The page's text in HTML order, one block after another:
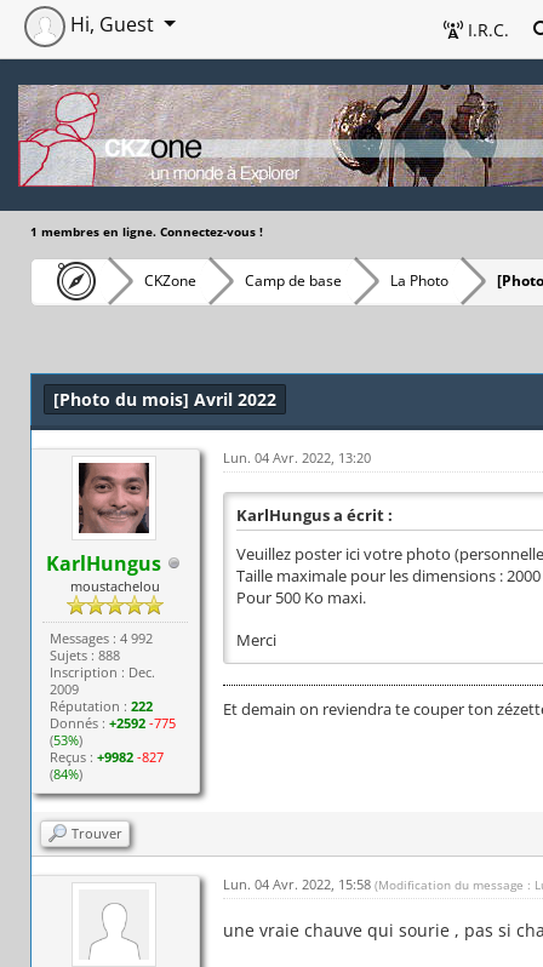
I.R.C.
Hi, Guest
1 membres en ligne. Connectez-vous !
CKZone Camp de base La Photo
[Photo du mois] Avril 2022
KarlHungus
moustachelou
Messages : 4 992
Sujets : 888
Inscription : Dec.
2009
Réputation :222
Donnés :+2592 -775
(53%)
Reçus :+9982 -827
(84%)
Lun. 04 Avr. 2022, 13:20
KarlHungus a écrit :
Veuillez poster ici votre photo
Taille maximale pour les dimensions :
Pour 500 Ko maxi.
Merci
Et demain on reviendra te couper ton
Trouver
Lun. 04 Avr. 2022, 15:58 (Modification du message :
une vraie chauve qui sourie , pas si